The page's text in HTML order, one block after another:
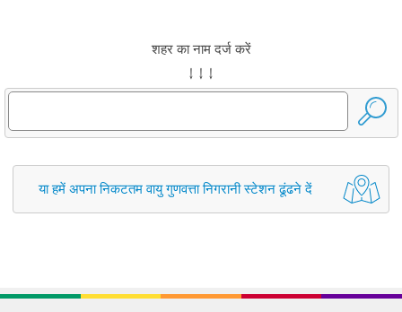
शहर का नाम दर्ज करें
↓ ↓ ↓
या हमें अपना निकटतम वायु गुणवत्ता निगरानी स्टेशन ढूंढने दें